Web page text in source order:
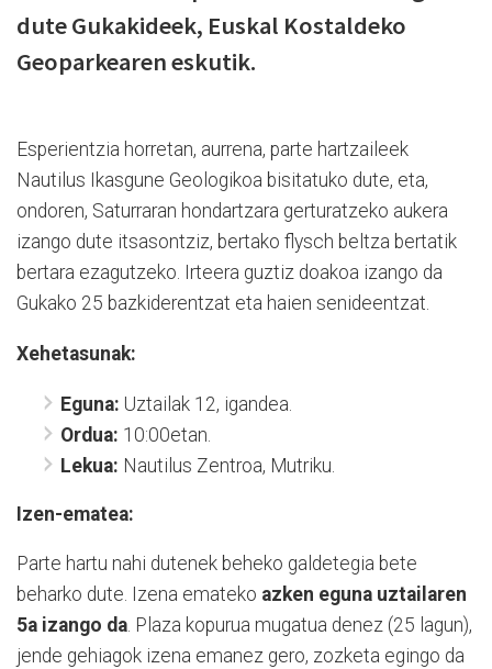
dute Gukakideek, Euskal Kostaldeko
Geoparkearen eskutik.
Esperientzia horretan, aurrena, parte hartzaileek
Nautilus Ikasgune Geologikoa bisitatuko dute, eta,
ondoren, Saturraran hondartzara gerturatzeko aukera
izango dute itsasontziz, bertako flysch beltza bertatik
bertara ezagutzeko. Irteera guztiz doakoa izango da
Gukako 25 bazkiderentzat eta haien senideentzat.
Xehetasunak:
Eguna: Uztailak 12, igandea.
Ordua: 10:00etan.
Lekua: Nautilus Zentroa, Mutriku.
Izen-ematea:
Parte hartu nahi dutenek beheko galdetegia bete
beharko dute. Izena emateko azken eguna uztailaren
5a izango da. Plaza kopurua mugatua denez (25 lagun),
jende gehiagok izena emanez gero, zozketa egingo da